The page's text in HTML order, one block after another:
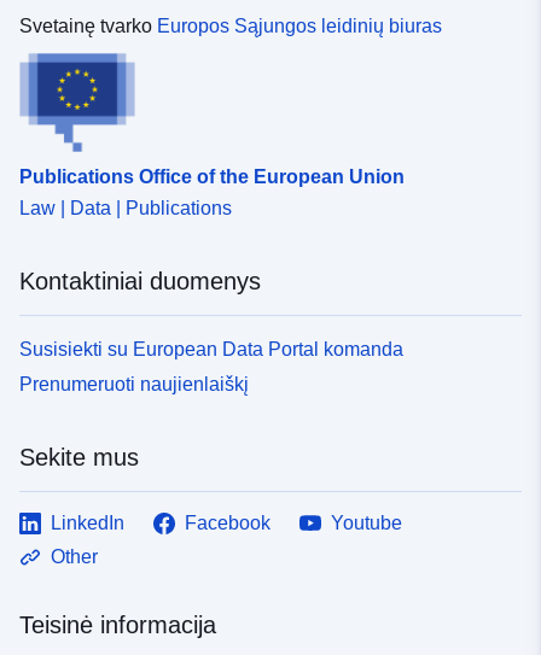
Svetainę tvarko Europos Sąjungos leidinių biuras
Publications Office of the European Union
Law | Data | Publications
Kontaktiniai duomenys
Susisiekti su European Data Portal komanda
Prenumeruoti naujienlaiškį
Sekite mus
LinkedIn Facebook
Youtube
Other
Teisinė informacija